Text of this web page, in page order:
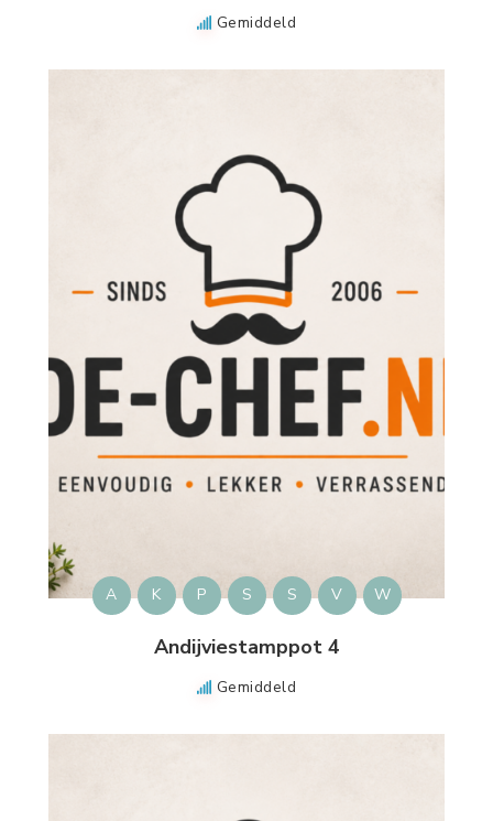
Gemiddeld
A K P S S V W
Andijviestamppot 4
Gemiddeld